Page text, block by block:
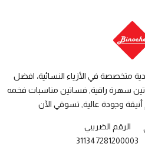
متخصصة في الأزياء النسائية، افضل
سهرة راقية, فساتين مناسبات فخمه
وجودة عالية, تسوقي الآن
الرقم الضريبي
311347281200003